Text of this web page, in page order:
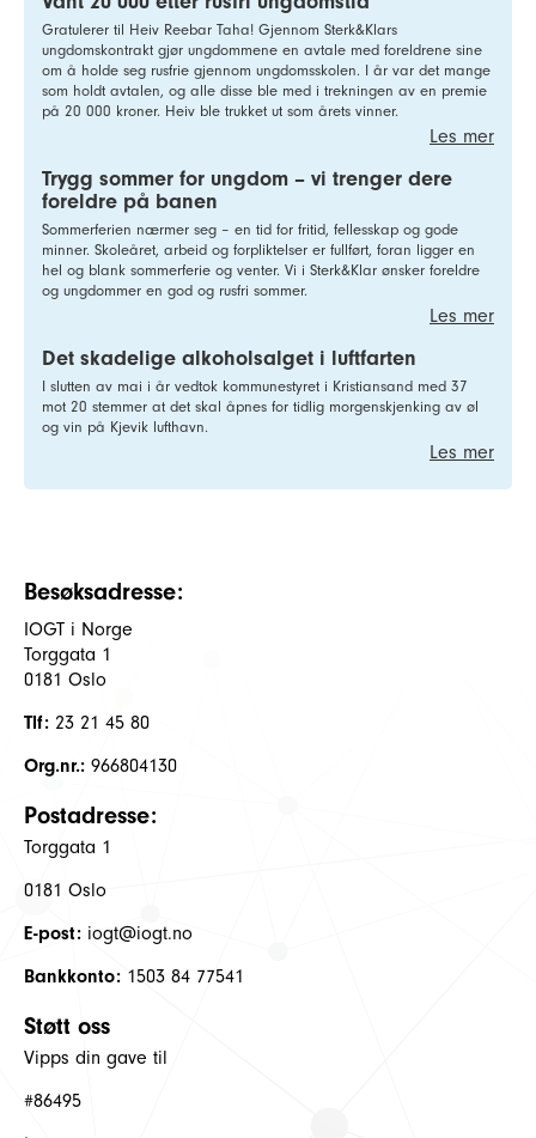
Gratulerer til Heiv Reebar Taha! Gjennom Sterk&Klars
ungdomskontrakt gjør ungdommene en avtale med foreldrene sine
om å holde seg rusfrie gjennom ungdomsskolen. I år var det mange
som holdt avtalen, og alle disse ble med i trekningen av en premie
på 20 000 kroner. Heiv ble trukket ut som årets vinner.
Les mer
Trygg sommer for ungdom – vi trenger dere
foreldre på banen
Sommerferien nærmer seg – en tid for fritid, fellesskap og gode
minner. Skoleåret, arbeid og forpliktelser er fullført, foran ligger en
hel og blank sommerferie og venter. Vi i Sterk&Klar ønsker foreldre
og ungdommer en god og rusfri sommer.
Les mer
Det skadelige alkoholsalget i luftfarten
I slutten av mai i år vedtok kommunestyret i Kristiansand med 37
mot 20 stemmer at det skal åpnes for tidlig morgenskjenking av øl
og vin på Kjevik lufthavn.
Les mer
Besøksadresse:
IOGT i Norge
Torggata 1
0181 Oslo
Tlf: 23 21 45 80
Org.nr.: 966804130
Postadresse:
Torggata 1
0181 Oslo
E-post: iogt@iogt.no
Bankkonto: 1503 84 77541
Støtt oss
Vipps din gave til
#86495